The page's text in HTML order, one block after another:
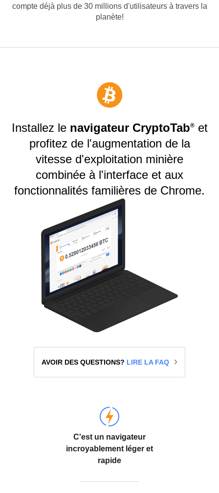
compte déjà plus de 30 millions d'utilisateurs à travers la
planète!
Installez le navigateur CryptoTab®️et
profitez de l'augmentation de la
vitesse d'exploitation minière
combinée à l'interface et aux
fonctionnalités familières de Chrome.
AVOIR DES QUESTIONS? LIRE LA FAQ
C'est un navigateur
incroyablement léger et
rapide